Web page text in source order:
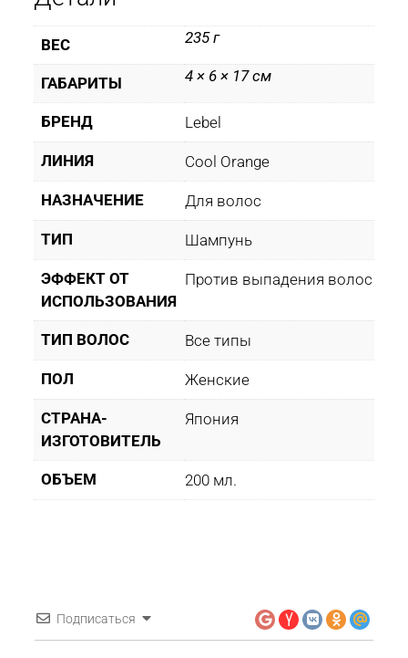
ВЕС 235 г
ГАБАРИТЫ 4 × 6 × 17 см
БРЕНД Lebel
ЛИНИЯ Cool Orange
НАЗНАЧЕНИЕ Для волос
ТИП Шампунь
ЭФФЕКТ ОТ
ИСПОЛЬЗОВАНИЯ
Против выпадения волос
ТИП ВОЛОС Все типы
ПОЛ Женские
СТРАНА-
ИЗГОТОВИТЕЛЬ
Япония
ОБЪЕМ 200 мл.
Подписаться